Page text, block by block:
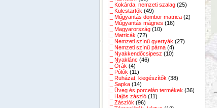
|_ Kokárda, nemzeti szalag (25)
|_ Kulcstartók (49)
|_ Műgyantás dombor matrica (2)
|_ Műgyantás mágnes (16)
|_ Magyarország (10)
|_ Matricák (72)
|_ Nemzeti színű gyertyák (27)
|_ Nemzeti színű párna (4)
|_ Nyakkendőcsipesz (10)
|_ Nyaklánc (46)
|_ Órák (4)
|_ Pólók (11)
|_ Ruházat, kiegészítők (38)
|_ Sapka (14)
|_ Üveg és porcelán termékek (36)
|_ Hajós zászló (11)
|_ Zászlók (96)